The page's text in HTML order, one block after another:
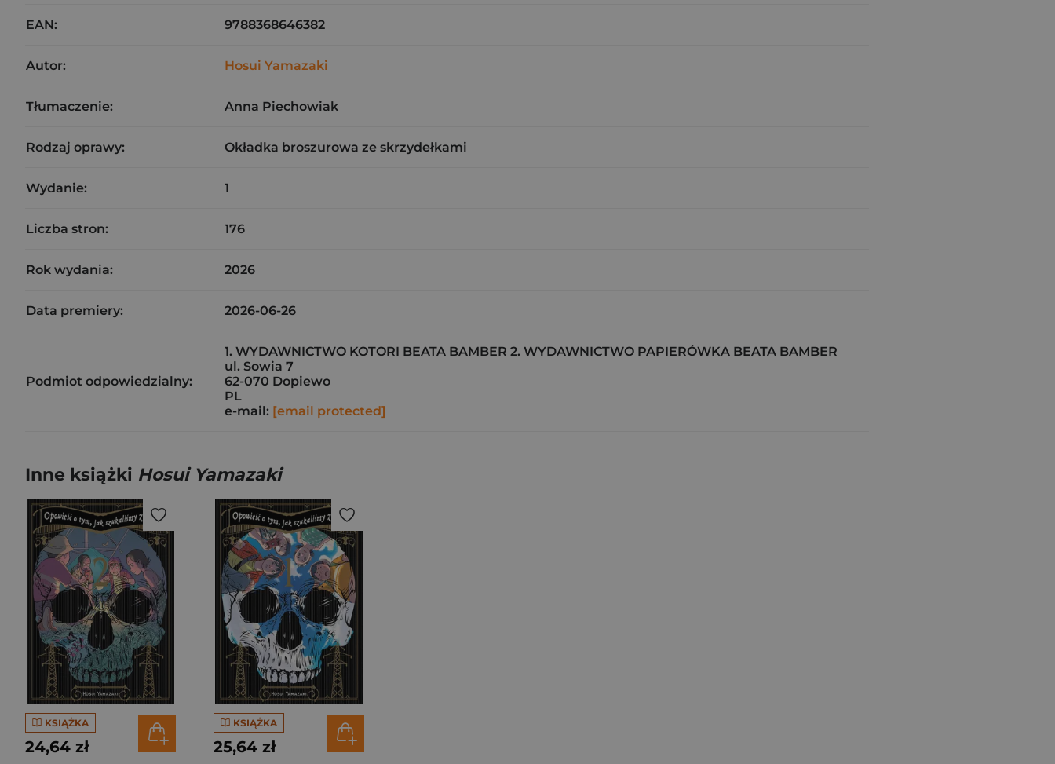
EAN: 9788368646382
Autor: Hosui Yamazaki
Tłumaczenie: Anna Piechowiak
Rodzaj oprawy: Okładka broszurowa ze skrzydełkami
Wydanie: 1
Liczba stron: 176
Rok wydania: 2026
Data premiery: 2026-06-26
Podmiot odpowiedzialny:
1. WYDAWNICTWO KOTORI BEATA BAMBER 2. WYDAWNICTWO PAPIERÓWKA BEATA BAMBER
ul. Sowia 7
62-070 Dopiewo
PL
e-mail: [email protected]
Inne książki Hosui Yamazaki
KSIĄŻKA
24,64 zł
KSIĄŻKA
25,64 zł